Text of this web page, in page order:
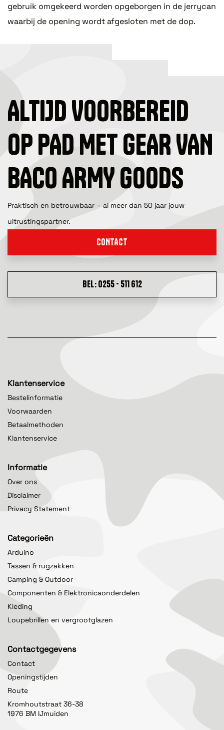
gebruik omgekeerd worden opgeborgen in de jerrycan
waarbij de opening wordt afgesloten met de dop.
ALTIJD VOORBEREID
OP PAD MET GEAR VAN
BACO ARMY GOODS
Praktisch en betrouwbaar – al meer dan 50 jaar jouw
uitrustingspartner.
CONTACT
BEL: 0255 - 511 612
Klantenservice
Bestelinformatie
Voorwaarden
Betaalmethoden
Klantenservice
Informatie
Over ons
Disclaimer
Privacy Statement
Categorieën
Arduino
Tassen & rugzakken
Camping & Outdoor
Componenten & Elektronicaonderdelen
Kleding
Loupebrillen en vergrootglazen
Contactgegevens
Contact
Openingstijden
Route
Kromhoutstraat 36-38
1976 BM IJmuiden